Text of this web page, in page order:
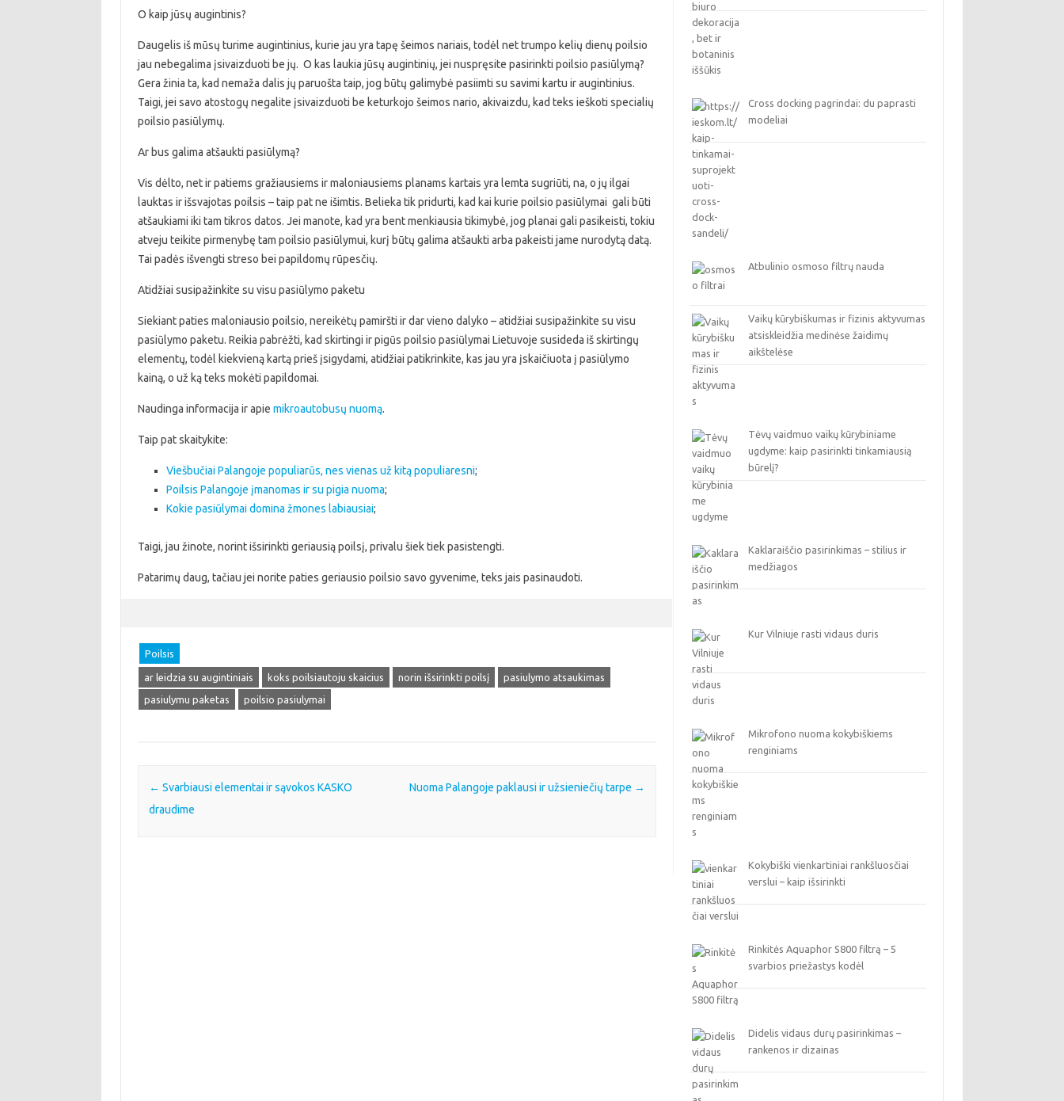
O kaip jūsų augintinis?
Daugelis iš mūsų turime augintinius, kurie jau yra tapę šeimos nariais, todėl net trumpo kelių dienų poilsio
jau nebegalima įsivaizduoti be jų. O kas laukia jūsų augintinių, jei nuspręsite pasirinkti poilsio pasiūlymą?
Gera žinia ta, kad nemaža dalis jų paruošta taip, jog būtų galimybė pasiimti su savimi kartu ir augintinius.
Taigi, jei savo atostogų negalite įsivaizduoti be keturkojo šeimos nario, akivaizdu, kad teks ieškoti specialių
poilsio pasiūlymų.
Ar bus galima atšaukti pasiūlymą?
Vis dėlto, net ir patiems gražiausiems ir maloniausiems planams kartais yra lemta sugriūti, na, o jų ilgai
lauktas ir išsvajotas poilsis – taip pat ne išimtis. Belieka tik pridurti, kad kai kurie poilsio pasiūlymai gali būti
atšaukiami iki tam tikros datos. Jei manote, kad yra bent menkiausia tikimybė, jog planai gali pasikeisti, tokiu
atveju teikite pirmenybę tam poilsio pasiūlymui, kurį būtų galima atšaukti arba pakeisti jame nurodytą datą.
Tai padės išvengti streso bei papildomų rūpesčių.
Atidžiai susipažinkite su visu pasiūlymo paketu
Siekiant paties maloniausio poilsio, nereikėtų pamiršti ir dar vieno dalyko – atidžiai susipažinkite su visu
pasiūlymo paketu. Reikia pabrėžti, kad skirtingi ir pigūs poilsio pasiūlymai Lietuvoje susideda iš skirtingų
elementų, todėl kiekvieną kartą prieš įsigydami, atidžiai patikrinkite, kas jau yra įskaičiuota į pasiūlymo
kainą, o už ką teks mokėti papildomai.
Naudinga informacija ir apie mikroautobusų nuomą.
Taip pat skaitykite:
Viešbučiai Palangoje populiarūs, nes vienas už kitą populiaresni;
Poilsis Palangoje įmanomas ir su pigia nuoma;
Kokie pasiūlymai domina žmones labiausiai;
Taigi, jau žinote, norint išsirinkti geriausią poilsį, privalu šiek tiek pasistengti.
Patarimų daug, tačiau jei norite paties geriausio poilsio savo gyvenime, teks jais pasinaudoti.
Poilsis
ar leidzia su augintiniais koks poilsiautoju skaicius norin išsirinkti poilsį
pasiulymo atsaukimas
pasiulymu paketas
poilsio pasiulymai
Post navigation
← Svarbiausi elementai ir sąvokos KASKO
draudime
Nuoma Palangoje paklausi ir užsieniečių tarpe →
Cross docking pagrindai: du paprasti
modeliai
Atbulinio osmoso filtrų nauda
Vaikų kūrybiškumas ir fizinis aktyvumas
atsiskleidžia medinėse žaidimų
aikštelėse
Tėvų vaidmuo vaikų kūrybiniame
ugdyme: kaip pasirinkti tinkamiausią
būrelį?
Kaklaraiščio pasirinkimas – stilius ir
medžiagos
Kur Vilniuje rasti vidaus duris
Mikrofono nuoma kokybiškiems
renginiams
Kokybiški vienkartiniai rankšluosčiai
verslui – kaip išsirinkti
Rinkitės Aquaphor S800 filtrą – 5
svarbios priežastys kodėl
Didelis vidaus durų pasirinkimas –
rankenos ir dizainas